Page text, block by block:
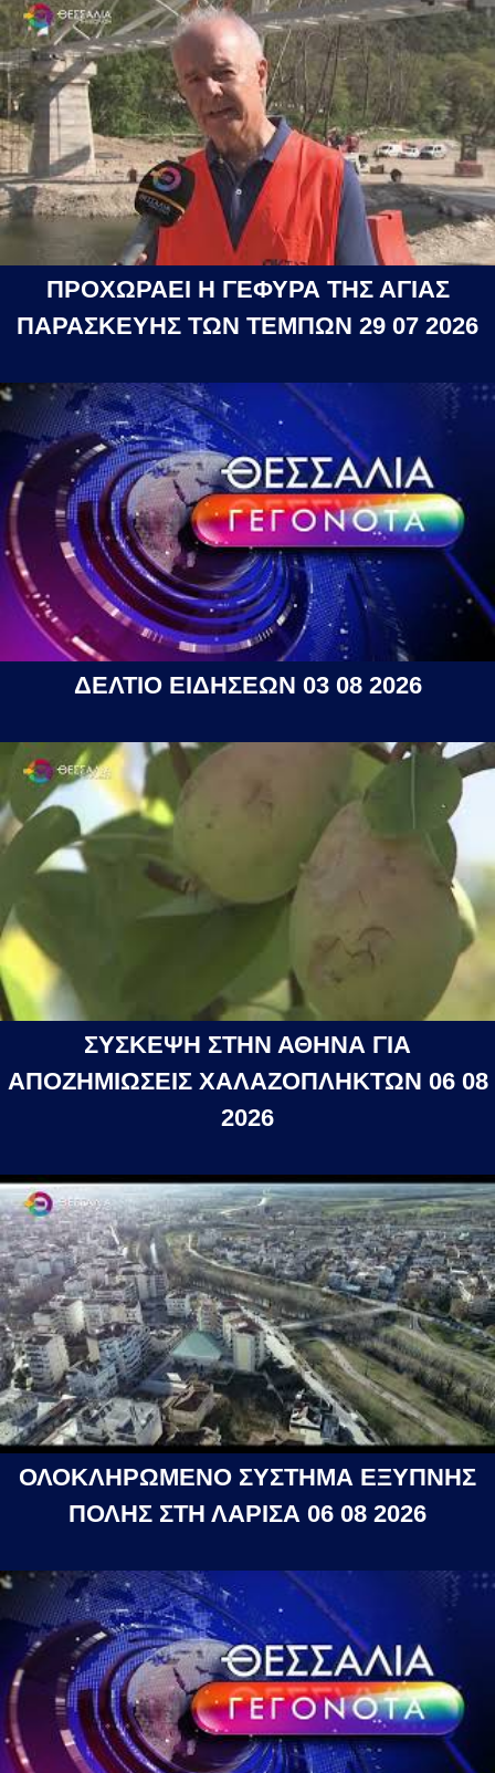
ΠΡΟΧΩΡΑΕΙ Η ΓΕΦΥΡΑ ΤΗΣ ΑΓΙΑΣ
ΠΑΡΑΣΚΕΥΗΣ ΤΩΝ ΤΕΜΠΩΝ 29 07 2026
ΔΕΛΤΙΟ ΕΙΔΗΣΕΩΝ 03 08 2026
ΣΥΣΚΕΨΗ ΣΤΗΝ ΑΘΗΝΑ ΓΙΑ
ΑΠΟΖΗΜΙΩΣΕΙΣ ΧΑΛΑΖΟΠΛΗΚΤΩΝ 06 08
2026
ΟΛΟΚΛΗΡΩΜΕΝΟ ΣΥΣΤΗΜΑ ΕΞΥΠΝΗΣ
ΠΟΛΗΣ ΣΤΗ ΛΑΡΙΣΑ 06 08 2026